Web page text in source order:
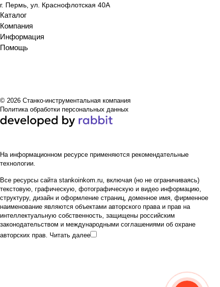
г. Пермь, ул. Краснофлотская 40А
Каталог
Компания
Информация
Помощь
© 2026 Станко-инструментальная компания
Политика обработки персональных данных
На информационном ресурсе применяются рекомендательные
технологии.
Все ресурсы сайта stankoinkom.ru, включая (но не ограничиваясь)
текстовую, графическую, фотографическую и видео информацию,
структуру, дизайн и оформление страниц, доменное имя, фирменное
наименование являются объектами авторского права и прав на
интеллектуальную собственность, защищены российским
законодательством и международными соглашениями об охране
авторских прав. Читать далее